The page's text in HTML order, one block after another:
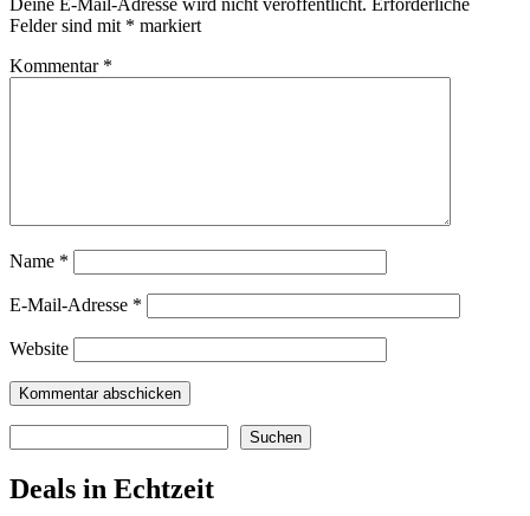
Deine E-Mail-Adresse wird nicht veröffentlicht. Erforderliche
Felder sind mit * markiert
Kommentar *
Name *
E-Mail-Adresse *
Website
Suchen
Deals in Echtzeit